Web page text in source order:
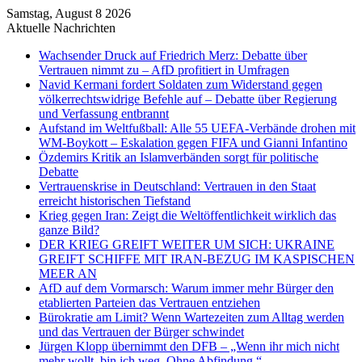
Samstag, August 8 2026
Aktuelle Nachrichten
Wachsender Druck auf Friedrich Merz: Debatte über
Vertrauen nimmt zu – AfD profitiert in Umfragen
Navid Kermani fordert Soldaten zum Widerstand gegen
völkerrechtswidrige Befehle auf – Debatte über Regierung
und Verfassung entbrannt
Aufstand im Weltfußball: Alle 55 UEFA-Verbände drohen mit
WM-Boykott – Eskalation gegen FIFA und Gianni Infantino
Özdemirs Kritik an Islamverbänden sorgt für politische
Debatte
Vertrauenskrise in Deutschland: Vertrauen in den Staat
erreicht historischen Tiefstand
Krieg gegen Iran: Zeigt die Weltöffentlichkeit wirklich das
ganze Bild?
DER KRIEG GREIFT WEITER UM SICH: UKRAINE
GREIFT SCHIFFE MIT IRAN-BEZUG IM KASPISCHEN
MEER AN
AfD auf dem Vormarsch: Warum immer mehr Bürger den
etablierten Parteien das Vertrauen entziehen
Bürokratie am Limit? Wenn Wartezeiten zum Alltag werden
und das Vertrauen der Bürger schwindet
Jürgen Klopp übernimmt den DFB – „Wenn ihr mich nicht